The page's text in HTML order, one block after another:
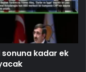
sonuna kadar ek